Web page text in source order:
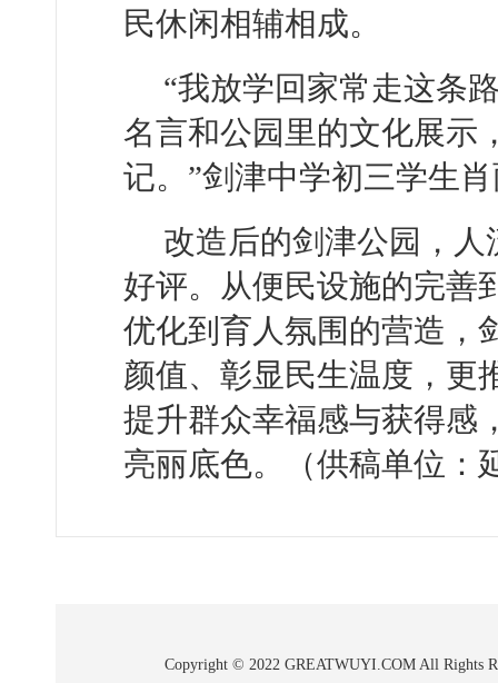
民休闲相辅相成。
“我放学回家常走这条
名言和公园里的文化展示
记。”剑津中学初三学生
改造后的剑津公园，
好评。从便民设施的完善
优化到育人氛围的营造，
颜值、彰显民生温度，更
提升群众幸福感与获得感
亮丽底色。（供稿单位：
Copyright © 2022 GREATWUYI.COM All Rights